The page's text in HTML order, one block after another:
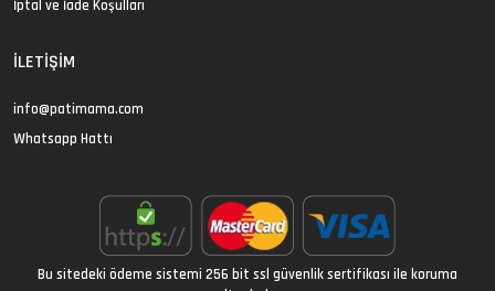
İptal ve İade Koşulları
İLETIŞIM
info@patimama.com
Whatsapp Hattı
Bu sitedeki ödeme sistemi 256 bit ssl güvenlik sertifikası ile koruma